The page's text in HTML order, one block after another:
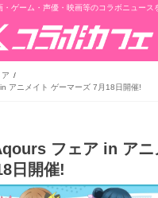
ゲーム・声優・映画等のコラボニュース
アニメイト ゲーマーズ 7月18日開催!
フェア in アニ
日開催!